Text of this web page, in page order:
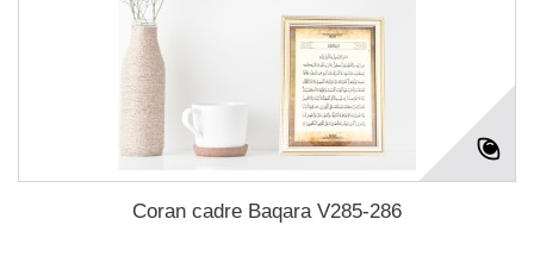
Coran cadre Baqara V285-286